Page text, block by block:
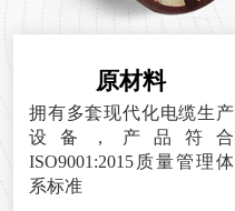
原材料
拥有多套现代化电缆生产
设备，产品符合
ISO9001:2015质量管理体
系标准